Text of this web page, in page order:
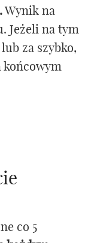
Wynik na
Jeżeli na tym
za szybko,
końcowym
co 5